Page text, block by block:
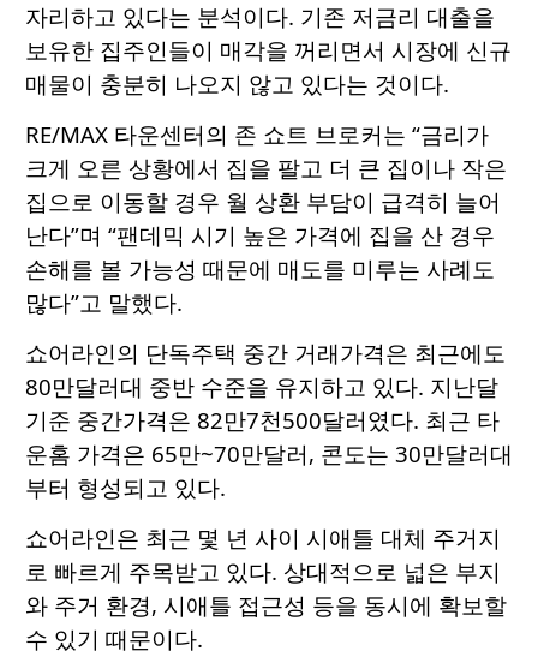
자리하고 있다는 분석이다. 기존 저금리 대출을
보유한 집주인들이 매각을 꺼리면서 시장에 신규
매물이 충분히 나오지 않고 있다는 것이다.
RE/MAX 타운센터의 존 쇼트 브로커는 “금리가
크게 오른 상황에서 집을 팔고 더 큰 집이나 작은
집으로 이동할 경우 월 상환 부담이 급격히 늘어
난다”며 “팬데믹 시기 높은 가격에 집을 산 경우
손해를 볼 가능성 때문에 매도를 미루는 사례도
많다”고 말했다.
쇼어라인의 단독주택 중간 거래가격은 최근에도
80만달러대 중반 수준을 유지하고 있다. 지난달
기준 중간가격은 82만7천500달러였다. 최근 타
운홈 가격은 65만~70만달러, 콘도는 30만달러대
부터 형성되고 있다.
쇼어라인은 최근 몇 년 사이 시애틀 대체 주거지
로 빠르게 주목받고 있다. 상대적으로 넓은 부지
와 주거 환경, 시애틀 접근성 등을 동시에 확보할
수 있기 때문이다.